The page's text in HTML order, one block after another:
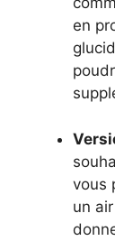
en
vous
un